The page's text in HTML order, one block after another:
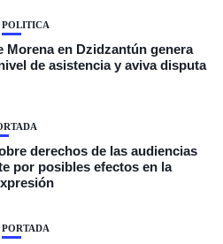
POLÍTICA
Morena en Dzidzantún genera
de asistencia y aviva disputa
derechos de las audiencias
por posibles efectos en la
PORTADA